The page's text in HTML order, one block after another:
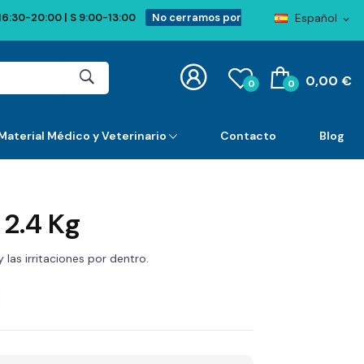
Español expand_more
20:00 | S 9:00-13:00
No cerramos por
0 0 0,00 €
Médico y Veterinario Contacto Blog
Kg
las irritaciones por dentro.